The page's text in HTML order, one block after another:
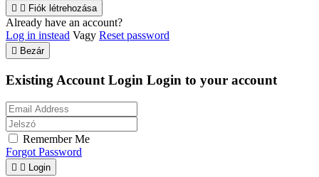
  Fiók létrehozása
Already have an account?
Log in instead Vagy Reset password
 Bezár
Existing Account Login Login to your account
Remember Me
Forgot Password
  Login